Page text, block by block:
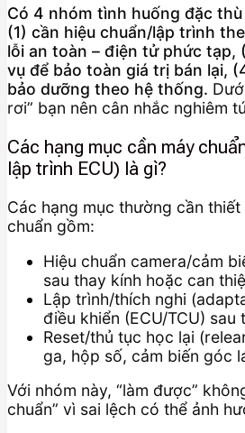
Có 4 nhóm tình huống đặc
(1) cần hiệu chuẩn/lập trình
lỗi an toàn – điện tử phức tạp,
vụ để bảo toàn giá trị bán lại,
bảo dưỡng theo hệ thống.
rơi” bạn nên cân nhắc nghiêm
Các hạng mục cần máy
lập trình ECU) là gì?
Các hạng mục thường cần
chuẩn gồm:
Hiệu chuẩn camera/cảm
sau thay kính hoặc can
Lập trình/thích nghi
điều khiển (ECU/TCU) sau
Reset/thủ tục học lại
ga, hộp số, cảm biến góc
Với nhóm này, “làm được”
chuẩn” vì sai lệch có thể ảnh